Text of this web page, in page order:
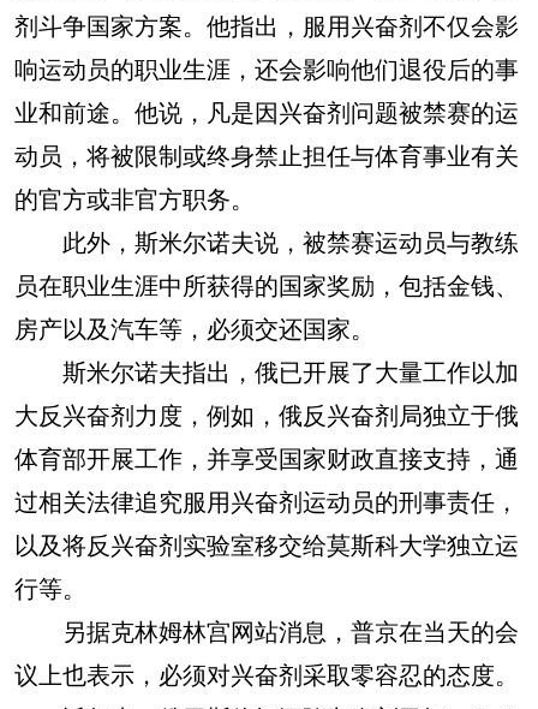
剂斗争国家方案。他指出，服用兴奋剂不仅会影
响运动员的职业生涯，还会影响他们退役后的事
业和前途。他说，凡是因兴奋剂问题被禁赛的运
动员，将被限制或终身禁止担任与体育事业有关
的官方或非官方职务。
此外，斯米尔诺夫说，被禁赛运动员与教练
员在职业生涯中所获得的国家奖励，包括金钱、
房产以及汽车等，必须交还国家。
斯米尔诺夫指出，俄已开展了大量工作以加
大反兴奋剂力度，例如，俄反兴奋剂局独立于俄
体育部开展工作，并享受国家财政直接支持，通
过相关法律追究服用兴奋剂运动员的刑事责任，
以及将反兴奋剂实验室移交给莫斯科大学独立运
行等。
另据克林姆林宫网站消息，普京在当天的会
议上也表示，必须对兴奋剂采取零容忍的态度。